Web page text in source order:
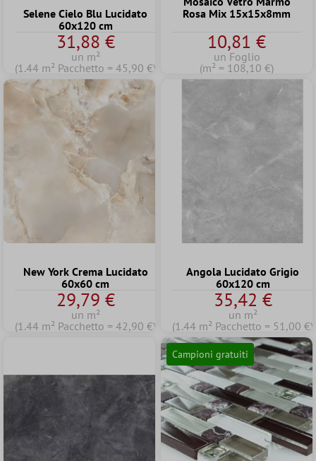
Selene Cielo Blu Lucidato
60x120 cm
31,88 €
un m²
(1.44 m² Pacchetto = 45,90 €)
Rosa Mix 15x15x8mm
10,81 €
un Foglio
(m² = 108,10 €)
New York Crema Lucidato
60x60 cm
29,79 €
un m²
(1.44 m² Pacchetto = 42,90 €)
Angola Lucidato Grigio
60x120 cm
35,42 €
un m²
(1.44 m² Pacchetto = 51,00 €)
Campioni gratuiti